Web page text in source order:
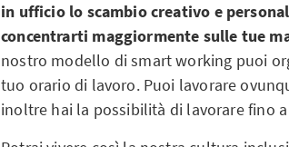
in ufficio lo scambio creativo e
concentrarti maggiormente sulle tue
nostro modello di smart working puoi
tuo orario di lavoro. Puoi lavorare
inoltre hai la possibilità di lavorare fino